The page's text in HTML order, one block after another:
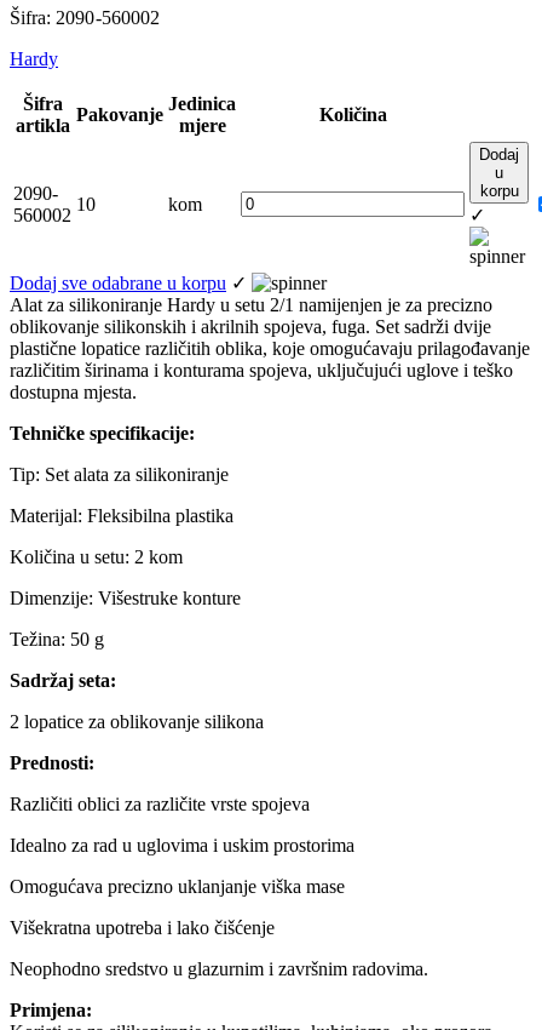
Šifra: 2090 -560002
Hardy
Šifra
artikla
Pakovanje
Jedinica
mjere
Količina
2090-
560002
10 kom
Dodaj
u
korpu
✓
Dodaj sve odabrane u korpu ✓
Alat za silikoniranje Hardy u setu 2/1 namijenjen je za precizno
oblikovanje silikonskih i akrilnih spojeva, fuga. Set sadrži dvije
plastične lopatice različitih oblika, koje omogućavaju prilagođavanje
različitim širinama i konturama spojeva, uključujući uglove i teško
dostupna mjesta.
Tehničke specifikacije:
Tip: Set alata za silikoniranje
Materijal: Fleksibilna plastika
Količina u setu: 2 kom
Dimenzije: Višestruke konture
Težina: 50 g
Sadržaj seta:
2 lopatice za oblikovanje silikona
Prednosti:
Različiti oblici za različite vrste spojeva
Idealno za rad u uglovima i uskim prostorima
Omogućava precizno uklanjanje viška mase
Višekratna upotreba i lako čišćenje
Neophodno sredstvo u glazurnim i završnim radovima.
Primjena: